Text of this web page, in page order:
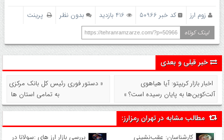
زوم ارز کد خبر 50966 416 بازدید بدون نظر پرینت
لینک کوتاه https://tehranramzarze.com/?p=50966
خبر قبلی و بعدی
اخبار بازار کریپتو: آیا هیاهوی
آلت‌کوین‌ها به پایان رسیده است؟ »
« دستور فوری رئیس کل بانک مرکزی
به تمامی استان ها
مطالب مشابه در تهران رمزارز:
کارشناسان: عقب‌نشینی بررسی بازار ارز های :سولانا در